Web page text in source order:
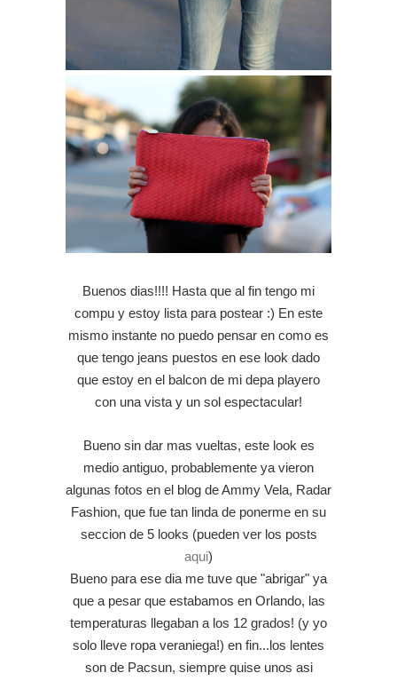
Buenos dias!!!! Hasta que al fin tengo mi
compu y estoy lista para postear :) En este
mismo instante no puedo pensar en como es
que tengo jeans puestos en ese look dado
que estoy en el balcon de mi depa playero
con una vista y un sol espectacular!
Bueno sin dar mas vueltas, este look es
medio antiguo, probablemente ya vieron
algunas fotos en el blog de Ammy Vela, Radar
Fashion, que fue tan linda de ponerme en su
seccion de 5 looks (pueden ver los posts
aqui)
Bueno para ese dia me tuve que "abrigar" ya
que a pesar que estabamos en Orlando, las
temperaturas llegaban a los 12 grados! (y yo
solo lleve ropa veraniega!) en fin...los lentes
son de Pacsun, siempre quise unos asi